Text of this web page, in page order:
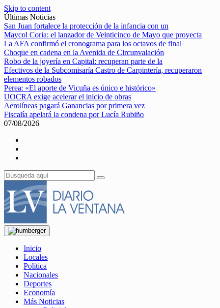
Skip to content
Últimas Noticias
San Juan fortalece la protección de la infancia con un
Maycol Coria: el lanzador de Veinticinco de Mayo que proyecta
La AFA confirmó el cronograma para los octavos de final
Choque en cadena en la Avenida de Circunvalación
Robo de la joyería en Capital: recuperan parte de la
Efectivos de la Subcomisaría Castro de Carpintería, recuperaron
elementos robados
Perea: «El aporte de Vicuña es único e histórico»
UOCRA exige acelerar el inicio de obras
Aerolíneas pagará Ganancias por primera vez
Fiscalía apelará la condena por Lucía Rubiño
07/08/2026
Inicio
Locales
Política
Nacionales
Deportes
Economía
Más Noticias